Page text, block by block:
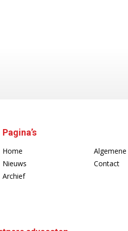
Pagina’s
Home
Nieuws
Archief
Contact